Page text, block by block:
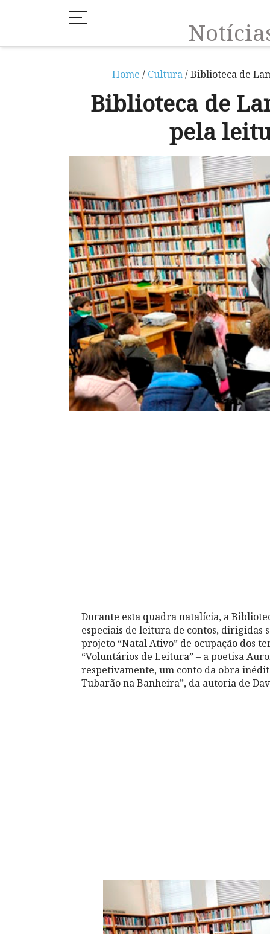
Home / Cultura/ Biblioteca de
Biblioteca de
pela
Durante esta quadra natalícia, a
especiais de leitura de contos, dirigidas
projeto “Natal Ativo” de ocupação dos
“Voluntários de Leitura” – a poetisa
respetivamente, um conto da obra
Tubarão na Banheira”, da autoria de